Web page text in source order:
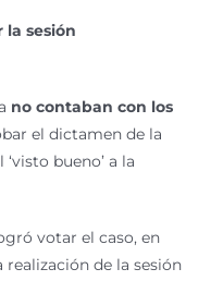
la sesión
no contaban con los
el dictamen de la
bueno’ a la
votar el caso, en
de la sesión